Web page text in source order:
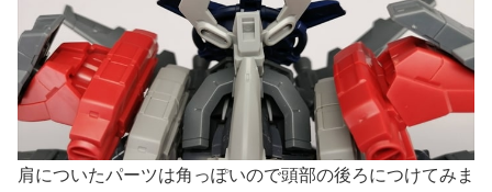
肩についたパーツは角っぽいので頭部の後ろにつけてみま